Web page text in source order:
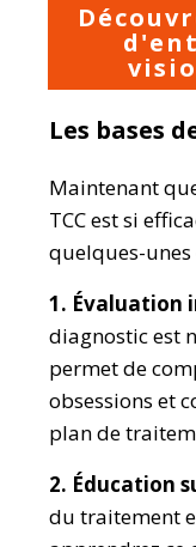
Les bases
Maintenant
TCC est si
quelques-unes
1. Évaluation
diagnostic est
permet de
obsessions et
plan de
2. Éducation
du traitement